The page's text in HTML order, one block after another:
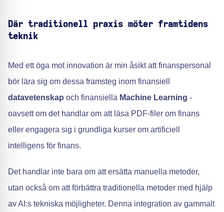
Där traditionell praxis möter framtidens
teknik
Med ett öga mot innovation är min åsikt att finanspersonal
bör lära sig om dessa framsteg inom finansiell
datavetenskap och finansiella Machine Learning -
oavsett om det handlar om att läsa PDF-filer om finans
eller engagera sig i grundliga kurser om artificiell
intelligens för finans.
Det handlar inte bara om att ersätta manuella metoder,
utan också om att förbättra traditionella metoder med hjälp
av AI:s tekniska möjligheter. Denna integration av gammalt